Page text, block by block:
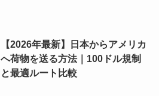
【2026年最新】日本からアメリカ
へ荷物を送る方法｜100ドル規制
と最適ルート比較